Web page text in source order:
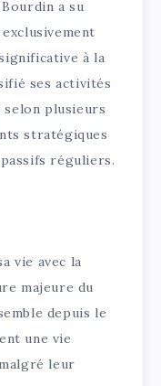
a su
à la
ses activités
selon plusieurs
stratégiques
réguliers.
vie avec la
majeure du
depuis le
une vie
leur